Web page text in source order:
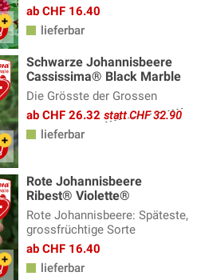
ab CHF 16.40
lieferbar
Schwarze Johannisbeere
Cassissima® Black Marble
Die Grösste der Grossen
ab CHF 26.32 statt CHF 32.90
lieferbar
Rote Johannisbeere
Ribest® Violette®
Rote Johannisbeere: Späteste,
grossfrüchtige Sorte
ab CHF 16.40
lieferbar